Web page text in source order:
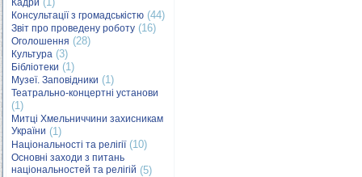
Кадри
Консультації з громадськістю (44)
Звіт про проведену роботу (16)
Оголошення (28)
Культура (3)
Бібліотеки (1)
Музеї. Заповідники (1)
Театрально-концертні установи
(1)
Митці Хмельниччини захисникам
України (1)
Національності та релігії(10)
Основні заходи з питань
національностей та релігій (5)